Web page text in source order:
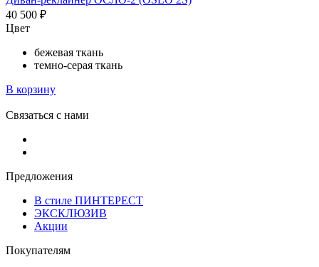
40 500 ₽
Цвет
бежевая ткань
темно-серая ткань
В корзину
Связаться с нами
Предложения
В стиле ПИНТЕРЕСТ
ЭКСКЛЮЗИВ
Акции
Покупателям